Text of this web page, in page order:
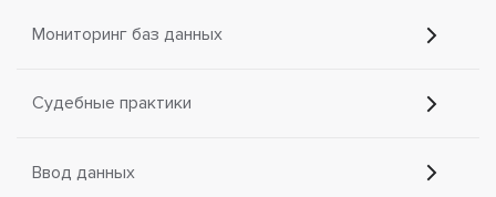
Мониторинг баз данных
Судебные практики
Ввод данных